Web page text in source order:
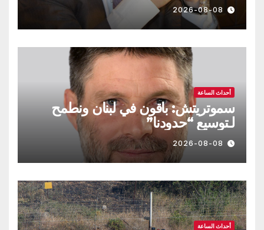
2026-08-08
أحداث الساعة
سموتريتش: باقون في لبنان ونطمح
لـتوسيع “حدودنا”
2026-08-08
أحداث الساعة